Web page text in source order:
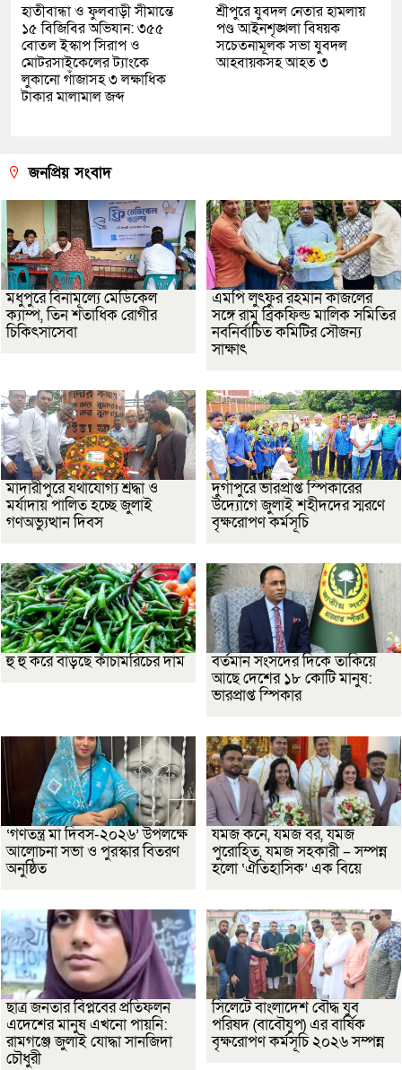
হাতীবান্ধা ও ফুলবাড়ী সীমান্তে
১৫ বিজিবির অভিযান: ৩৫৫
বোতল ইস্কাপ সিরাপ ও
মোটরসাইকেলের ট্যাংকে
লুকানো গাঁজাসহ ৩ লক্ষাধিক
টাকার মালামাল জব্দ
শ্রীপুরে যুবদল নেতার হামলায়
পণ্ড আইনশৃঙ্খলা বিষয়ক
সচেতনামূলক সভা যুবদল
আহবায়কসহ আহত ৩
জনপ্রিয় সংবাদ
মধুপুরে বিনামূল্যে মেডিকেল
ক্যাম্প, তিন শতাধিক রোগীর
চিকিৎসাসেবা
এমপি লুৎফুর রহমান কাজলের
সঙ্গে রামু ব্রিকফিল্ড মালিক সমিতির
নবনির্বাচিত কমিটির সৌজন্য
সাক্ষাৎ
মাদারীপুরে যথাযোগ্য শ্রদ্ধা ও
মর্যাদায় পালিত হচ্ছে জুলাই
গণঅভ্যুত্থান দিবস
দুর্গাপুরে ভারপ্রাপ্ত স্পিকারের
উদ্যোগে জুলাই শহীদদের স্মরণে
বৃক্ষরোপণ কর্মসূচি
হু হু করে বাড়ছে কাঁচামরিচের দাম
বর্তমান সংসদের দিকে তাকিয়ে
আছে দেশের ১৮ কোটি মানুষ:
ভারপ্রাপ্ত স্পিকার
‘গণতন্ত্র মা দিবস-২০২৬’ উপলক্ষে
আলোচনা সভা ও পুরস্কার বিতরণ
অনুষ্ঠিত
যমজ কনে, যমজ বর, যমজ
পুরোহিত, যমজ সহকারী – সম্পন্ন
হলো ‘ঐতিহাসিক’ এক বিয়ে
ছাত্র জনতার বিপ্লবের প্রতিফলন
এদেশের মানুষ এখনো পায়নি:
রামগঞ্জে জুলাই যোদ্ধা সানজিদা
চৌধুরী
সিলেটে বাংলাদেশ বৌদ্ধ যুব
পরিষদ (বাবৌযুপ) এর বার্ষিক
বৃক্ষরোপণ কর্মসূচি ২০২৬ সম্পন্ন